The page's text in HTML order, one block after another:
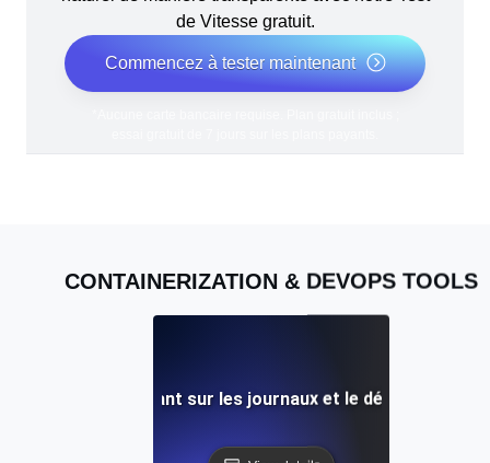
de Vitesse gratuit.
Commencez à tester maintenant
CONTAINERIZATION & DEVOPS TOOLS
Un guide du débutant sur les journaux et le débogage de